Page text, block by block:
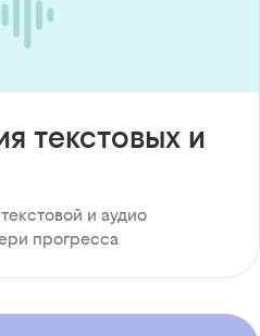
текстовых и
и аудио
прогресса